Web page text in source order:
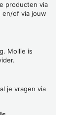
producten via
en/of via jouw
Mollie is
je vragen via